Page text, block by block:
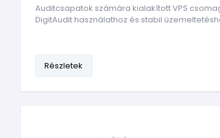
Auditcsapatok számára kialakított VPS
DigitAudit használathoz és stabil
Részletek